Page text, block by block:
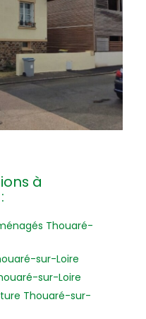
à
Thouaré-
sur-Loire
sur-Loire
Thouaré-sur-